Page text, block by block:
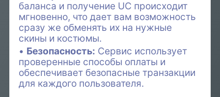
баланса и получение UC происходит
мгновенно, что дает вам возможность
сразу же обменять их на нужные
скины и костюмы.
Безопасность: Сервис использует
проверенные способы оплаты и
обеспечивает безопасные транзакции
для каждого пользователя.